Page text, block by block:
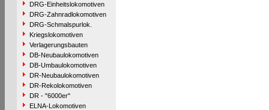
DRG-Einheitslokomotiven
DRG-Zahnradlokomotiven
DRG-Schmalspurlok.
Kriegslokomotiven
Verlagerungsbauten
DB-Neubaulokomotiven
DB-Umbaulokomotiven
DR-Neubaulokomotiven
DR-Rekolokomotiven
DR - "6000er"
ELNA-Lokomotiven